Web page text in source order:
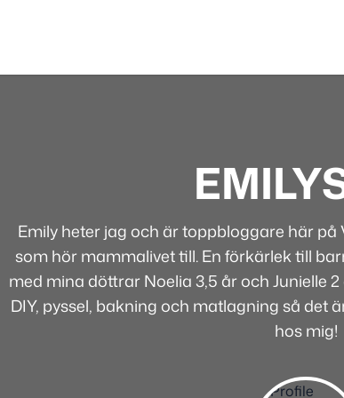
Emily heter jag och är toppbloggare här
som hör mammalivet till. En förkärlek till
med mina döttrar Noelia 3,5 år och Junielle
DIY, pyssel, bakning och matlagning så det
hos mig!